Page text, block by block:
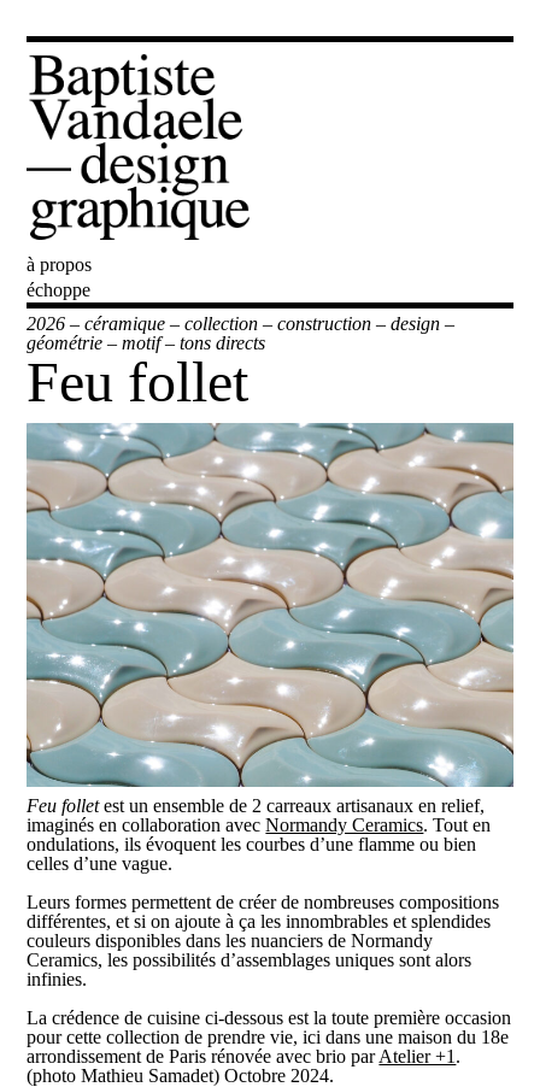
Baptiste Vandaele
à propos
échoppe
2026 –céramique –collection –construction –design –
géométrie –motif–tons directs
Feu follet
Feu folletest un ensemble de 2 carreaux artisanaux en relief,
imaginés en collaboration avecNormandy Ceramics. Tout en
ondulations, ils évoquent les courbes d’une flamme ou bien
celles d’une vague.
Leurs formes permettent de créer de nombreuses compositions
différentes, et si on ajoute à ça les innombrables et splendides
couleurs disponibles dans les nuanciers de Normandy
Ceramics, les possibilités d’assemblages uniques sont alors
infinies.
La crédence de cuisine ci-dessous est la toute première occasion
pour cette collection de prendre vie, ici dans une maison du 18e
arrondissement de Paris rénovée avec brio parAtelier +1 .
(photo Mathieu Samadet) Octobre 2024.